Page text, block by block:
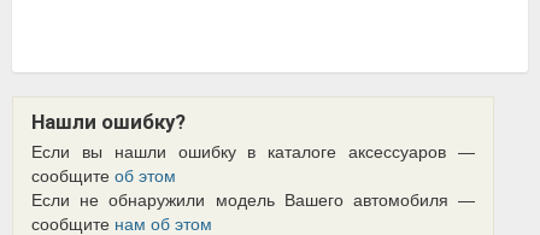
Нашли ошибку?
Если вы нашли ошибку в каталоге аксессуаров —
сообщите об этом
Если не обнаружили модель Вашего автомобиля —
сообщите нам об этом